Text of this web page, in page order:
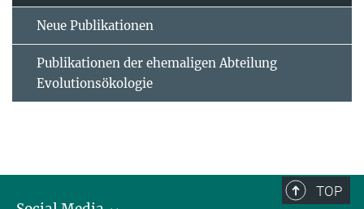
Neue Publikationen
Publikationen der ehemaligen Abteilung
Evolutionsökologie
TOP